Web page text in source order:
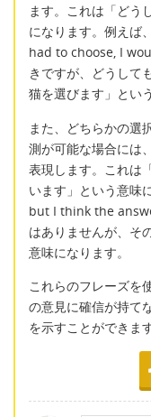
ます。これは「どう
になります。例え
had to choose, I
きですが、どうして
猫を選びます」とい
また、どちらかの選
測が可能な場合に
表現します。これは
います」という意
but I think the
はありませんが、そ
意味になります。
これらのフレーズを
の意見に確信が持て
を示すことができます